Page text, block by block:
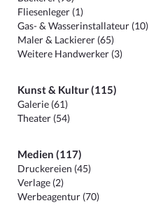
Fliesenleger (1)
Gas- & Wasserinstallateur (10)
Maler & Lackierer (65)
Weitere Handwerker (3)
Kunst & Kultur (115)
Galerie (61)
Theater (54)
Medien (117)
Druckereien (45)
Verlage (2)
Werbeagentur (70)